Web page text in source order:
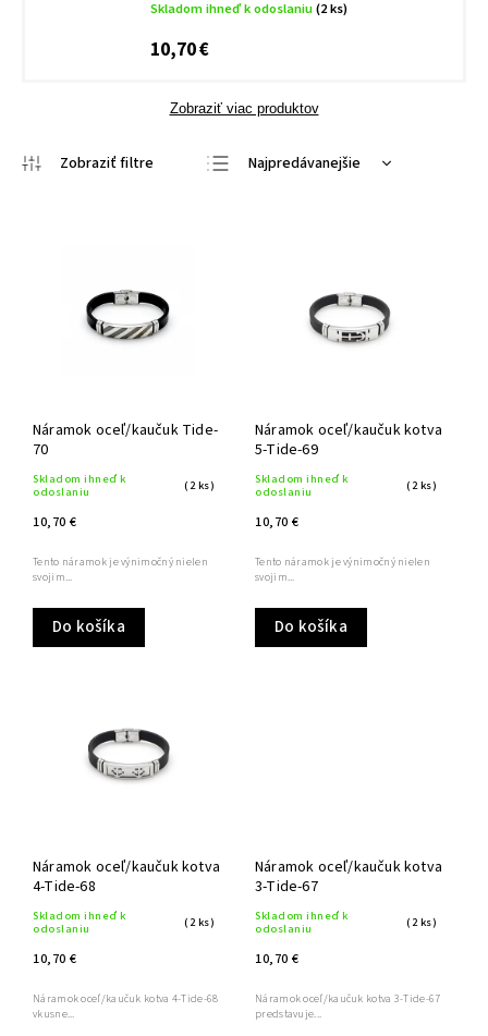
Skladom ihneď k odoslaniu(2 ks)
10,70 €
Zobraziť viac produktov
Najpredávanejšie
Náramok oceľ/kaučuk Tide-
70
Skladom ihneď k
odoslaniu
(2 ks)
10,70 €
Do košíka
Tento náramok je výnimočný nielen
svojim...
Náramok oceľ/kaučuk kotva
5-Tide-69
Skladom ihneď k
odoslaniu
(2 ks)
10,70 €
Do košíka
Tento náramok je výnimočný nielen
svojim...
Náramok oceľ/kaučuk kotva
4-Tide-68
Skladom ihneď k
odoslaniu
(2 ks)
10,70 €
Náramok oceľ/kaučuk kotva 4-Tide-68
vkusne...
Náramok oceľ/kaučuk kotva
3-Tide-67
Skladom ihneď k
odoslaniu
(2 ks)
10,70 €
Náramok oceľ/kaučuk kotva 3-Tide-67
predstavuje...